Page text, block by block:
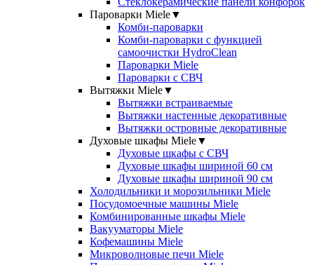
Пароварки Miele▼
Комби-пароварки
Комби-пароварки с функцией
самоочистки HydroClean
Пароварки Miele
Пароварки с СВЧ
Вытяжки Miele▼
Вытяжки встраиваемые
Вытяжки настенные декоративные
Вытяжки островные декоративные
Духовые шкафы Miele▼
Духовые шкафы с СВЧ
Духовые шкафы шириной 60 см
Духовые шкафы шириной 90 см
Холодильники и морозильники Miele
Посудомоечные машины Miele
Комбинированные шкафы Miele
Вакууматоры Miele
Кофемашины Miele
Микроволновые печи Miele